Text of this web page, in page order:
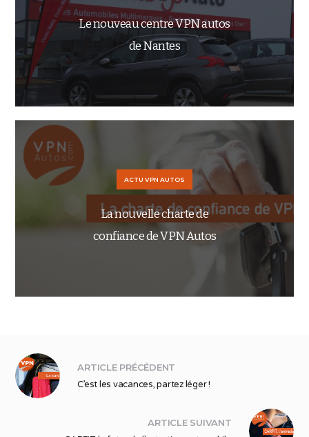
Le nouveau centre VPN autos
de Nantes
ACTU VPN AUTOS
La nouvelle charte de
confiance de VPN Autos
ARTICLE PRÉCÉDENT
C’est les vacances, partez léger !
ARTICLE SUIVANT